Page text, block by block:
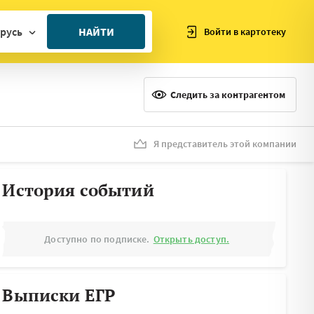
НАЙТИ Войти в картотеку
Следить за контрагентом
Я представитель этой компании
История событий
Доступно по подписке. Открыть доступ.
Выписки ЕГР